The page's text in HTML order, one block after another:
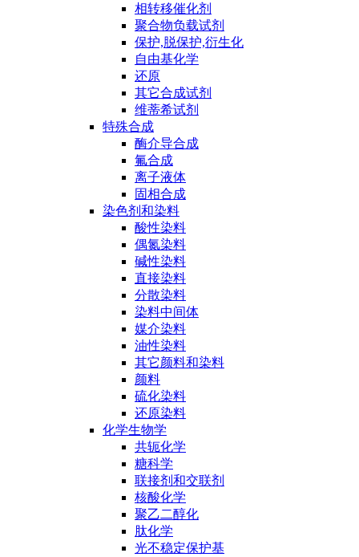
相转移催化剂
聚合物负载试剂
保护,脱保护,衍生化
自由基化学
还原
其它合成试剂
维蒂希试剂
特殊合成
酶介导合成
氟合成
离子液体
固相合成
染色剂和染料
酸性染料
偶氮染料
碱性染料
直接染料
分散染料
染料中间体
媒介染料
油性染料
其它颜料和染料
颜料
硫化染料
还原染料
化学生物学
共轭化学
糖科学
联接剂和交联剂
核酸化学
聚乙二醇化
肽化学
光不稳定保护基